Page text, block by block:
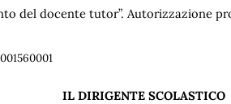
del docente tutor”. Autorizzazione
IL DIRIGENTE SCOLASTICO